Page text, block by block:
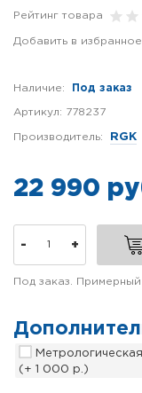
Рейтинг товара
Добавить в избранное
Наличие: Под заказ
Артикул: 778237
Производитель: RGK
22 990
- +
Под заказ.
(+ 1 000 р.)